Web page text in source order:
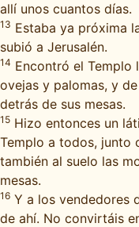
allí unos cuantos días.
13 Estaba ya próxima
subió a Jerusalén.
14 Encontró el Templo
ovejas y palomas, y
detrás de sus mesas.
15 Hizo entonces un
Templo a todos, junto
también al suelo las
mesas.
16 Y a los vendedores
de ahí. No convirtáis